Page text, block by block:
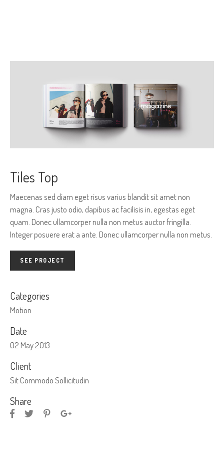
ELSIE SPEAR
INTERESTING IMAGE
Tiles Top
Maecenas sed diam eget risus varius blandit sit amet non
magna. Cras justo odio, dapibus ac facilisis in, egestas eget
quam. Donec ullamcorper nulla non metus auctor fringilla.
Integer posuere erat a ante. Donec ullamcorper nulla non metus.
SEE PROJECT
Categories
Motion
Date
02 May 2013
Client
Sit Commodo Sollicitudin
Share